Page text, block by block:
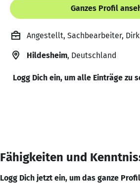
Ganzes Profil
Angestellt, Sachbearbeiter,
Hildesheim, Deutschland
Logg Dich ein, um alle Einträge zu
Fähigkeiten und
Logg Dich jetzt ein, um das ganze